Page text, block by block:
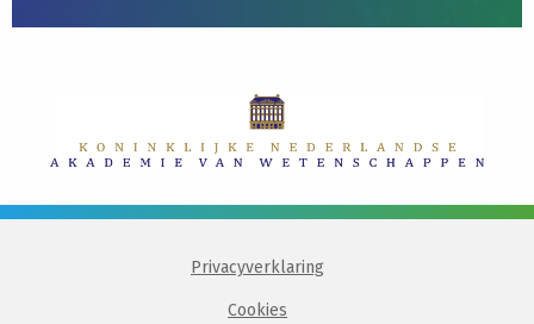
Privacyverklaring
Cookies